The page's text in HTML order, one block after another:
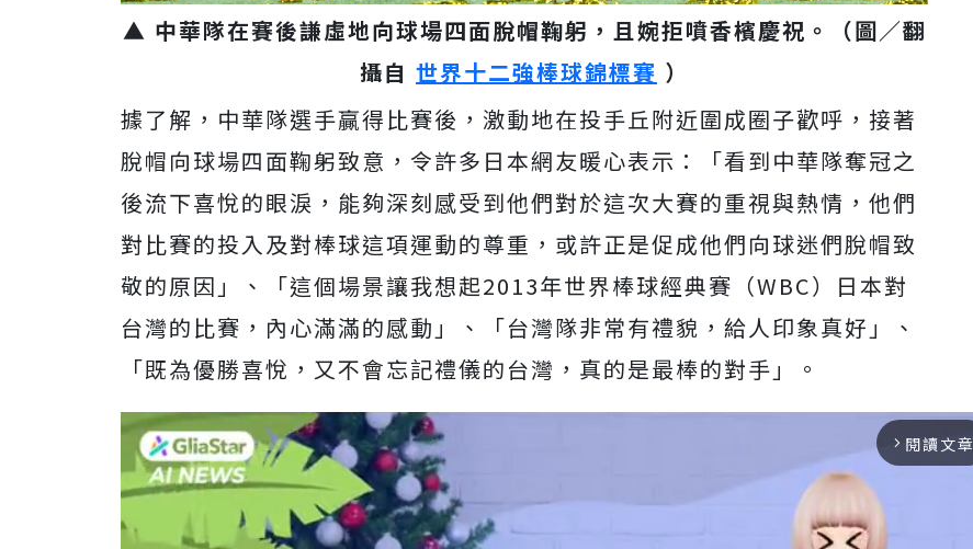
▲ 中華隊在賽後謙虛地向球場四面脫帽鞠躬，且婉拒噴香檳慶祝。（圖／翻
攝自 世界十二強棒球錦標賽 ）
據了解，中華隊選手贏得比賽後，激動地在投手丘附近圍成圈子歡呼，接著
脫帽向球場四面鞠躬致意，令許多日本網友暖心表示：「看到中華隊奪冠之
後流下喜悅的眼淚，能夠深刻感受到他們對於這次大賽的重視與熱情，他們
對比賽的投入及對棒球這項運動的尊重，或許正是促成他們向球迷們脫帽致
敬的原因」、「這個場景讓我想起2013年世界棒球經典賽（WBC）日本對
台灣的比賽，內心滿滿的感動」、「台灣隊非常有禮貌，給人印象真好」、
「既為優勝喜悅，又不會忘記禮儀的台灣，真的是最棒的對手」。
arrow_forward_ios 閱讀文章